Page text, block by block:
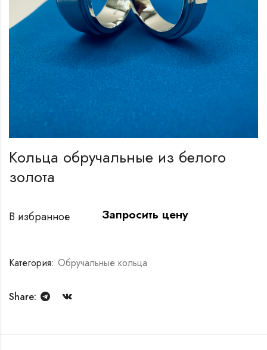
Кольца обручальные из белого
золота
В избранное Запросить цену
Категория: Обручальные кольца
Share: